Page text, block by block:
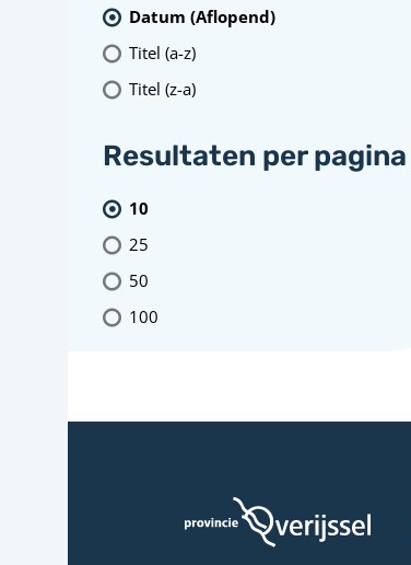
Datum (Aflopend)
Titel (a-z)
Titel (z-a)
Resultaten per pagina
10
25
50
100